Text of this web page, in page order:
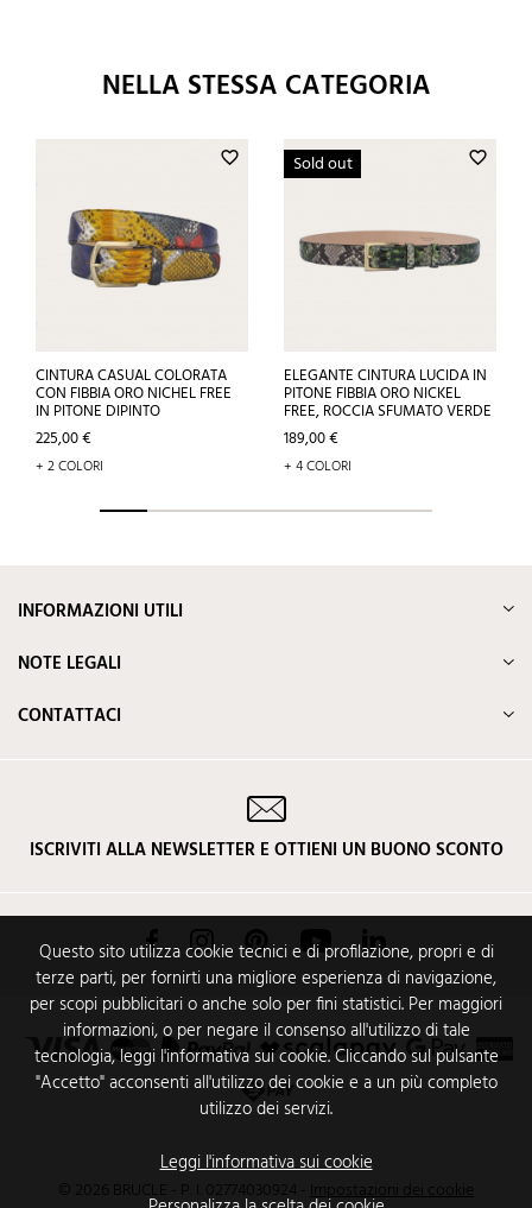
NELLA STESSA CATEGORIA
favorite_border
CINTURA CASUAL COLORATA
CON FIBBIA ORO NICHEL FREE
IN PITONE DIPINTO
Prezzo
225,00 €
+ 2 COLORI
favorite_border
Sold out
ELEGANTE CINTURA LUCIDA IN
PITONE FIBBIA ORO NICKEL
FREE, ROCCIA SFUMATO VERDE
Prezzo
189,00 €
+ 4 COLORI
Questo sito utilizza cookie tecnici e di profilazione, propri e di
terze parti, per fornirti una migliore esperienza di navigazione,
per scopi pubblicitari o anche solo per fini statistici. Per maggiori
informazioni, o per negare il consenso all'utilizzo di tale
tecnologia, leggi l'informativa sui cookie. Cliccando sul pulsante
"Accetto" acconsenti all'utilizzo dei cookie e a un più completo
utilizzo dei servizi.
Leggi l'informativa sui cookie
INFORMAZIONI UTILI
NOTE LEGALI
CONTATTACI
ISCRIVITI ALLA NEWSLETTER E OTTIENI UN BUONO SCONTO
FacebookInstagramPinterest YouTube
© 2026 BRUCLE - P. I. 02774030924 Impostazioni dei cookie